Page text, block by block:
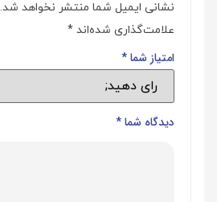
نشانی ایمیل شما منتشر نخواهد شد.
علامت‌گذاری شده‌اند *
امتیاز شما*
دیدگاه شما*